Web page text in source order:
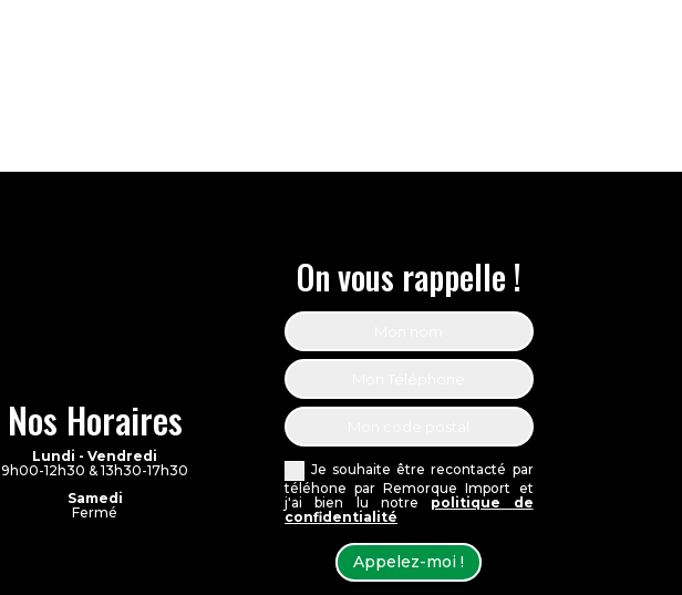
Nos Horaires
Lundi - Vendredi
9h00-12h30 & 13h30-17h30
Samedi
Fermé
On vous rappelle !
Je souhaite être recontacté par
téléhone par Remorque Import et
j'ai bien lu notre politique de
confidentialité
Appelez-moi !